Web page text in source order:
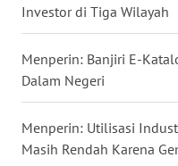
Investor di Tiga Wilayah
Menperin: Banjiri E-
Dalam Negeri
Menperin: Utilisasi
Masih Rendah Karena
KALTIM
SULSEL